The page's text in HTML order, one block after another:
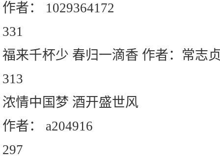
作者： 1029364172
331
福来千杯少 春归一滴香 作者：常志
313
浓情中国梦 酒开盛世风
作者： a204916
297